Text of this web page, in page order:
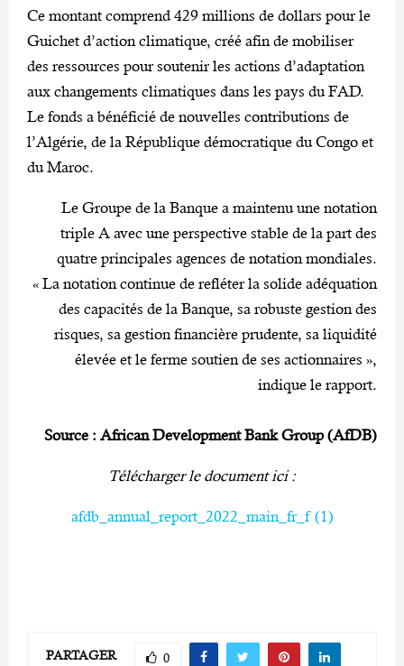
Ce montant comprend 429 millions de dollars pour le
Guichet d’action climatique, créé afin de mobiliser
des ressources pour soutenir les actions d’adaptation
aux changements climatiques dans les pays du FAD.
Le fonds a bénéficié de nouvelles contributions de
l’Algérie, de la République démocratique du Congo et
du Maroc.
Le Groupe de la Banque a maintenu une notation
triple A avec une perspective stable de la part des
quatre principales agences de notation mondiales.
« La notation continue de refléter la solide adéquation
des capacités de la Banque, sa robuste gestion des
risques, sa gestion financière prudente, sa liquidité
élevée et le ferme soutien de ses actionnaires »,
indique le rapport.
Source : African Development Bank Group (AfDB)
Télécharger le document ici :
afdb_annual_report_2022_main_fr_f (1)
PARTAGER 0